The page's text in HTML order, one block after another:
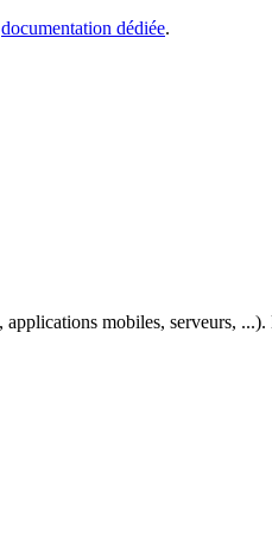
documentation dédiée.
mobiles, serveurs,